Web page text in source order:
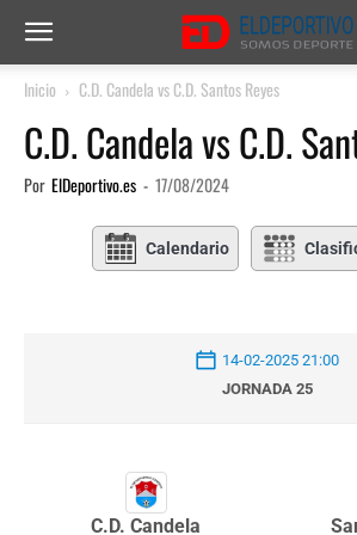
Inicio C.D. Candela vs C.D. Santos Reyes
C.D. Candela vs C.D.
Por ElDeportivo.es - 17/08/2024
Calendario
14-02-2025 21:00
JORNADA 25
C.D. Candela